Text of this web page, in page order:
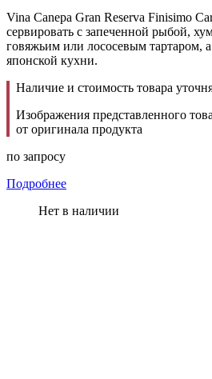
Vina Canepa Gran Reserva Finisimo
сервировать с запеченной рыбой,
говяжьим или лососевым тартаром,
японской кухни.
Наличие и стоимость товара
Изображения представленного
от оригинала продукта
по запросу
Подробнее
Нет в наличии